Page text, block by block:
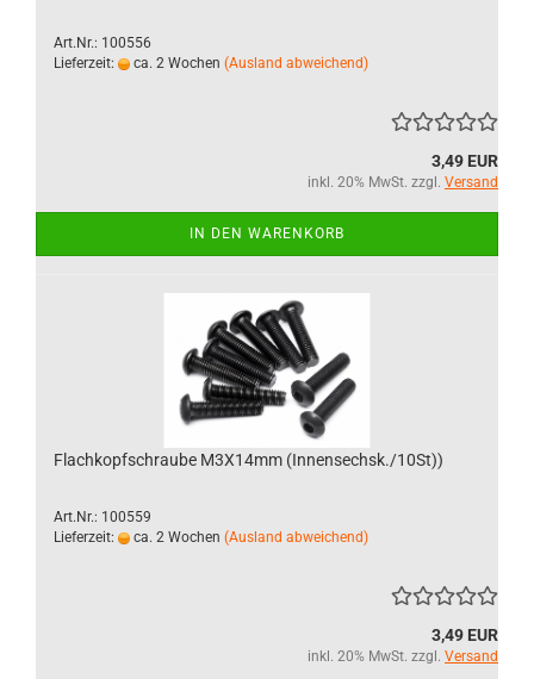
Art.Nr.: 100556
Lieferzeit:
ca. 2 Wochen (Ausland abweichend)
3,49 EUR
inkl. 20% MwSt. zzgl. Versand
IN DEN WARENKORB
Flachkopfschraube M3X14mm (Innensechsk./10St))
Art.Nr.: 100559
Lieferzeit:
ca. 2 Wochen (Ausland abweichend)
3,49 EUR
inkl. 20% MwSt. zzgl. Versand